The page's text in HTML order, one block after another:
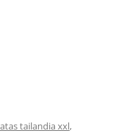
tailandia xxl,